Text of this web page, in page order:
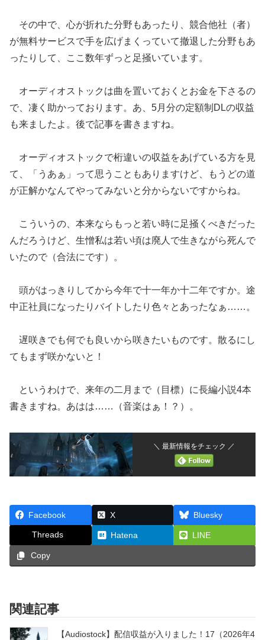
その中で、心が折れた分野もあったり、競合他社（者）
が無料サービスで手を広げまくっていて撤退した分野もあ
ったりして、ここ数年ずっと足掻いています。
オーディオストックは曲を置いておくとお金を下さるの
で、凄く助かっております。あ、5月分の定額制DLの収益
も来ましたよ。後で記事を書きますね。
オーディオストックで桁違いの収益をあげている方を見
て、「うあぁ」って思うこともありますけど、もうどの道
が正解かなんてやってみないと分からないですからね。
こういうの、本来ならもっと若い時に足掻くべきだった
んだろうけど、生憎私は若い頃は廃人で生きながら死んで
いたので（合法にです）。
頭がはっきりしてから今年で十一年か十二年ですか。途
中正社員になったりバイトしたり色々とあったなぁ……。
遅咲きでも何でも良いから咲きたいものです。散るにし
てもまず咲かないと！
というわけで、来年の二月まで（目標）に長編小説4本
書きますね。あはは……（音楽はぁ！？）。
＼ 最新情報をチェック ／
Facebook X Bluesky
Threads Hatena LINE
Copy
関連記事
【Audiostock】配信収益が入りました！17（2026年4